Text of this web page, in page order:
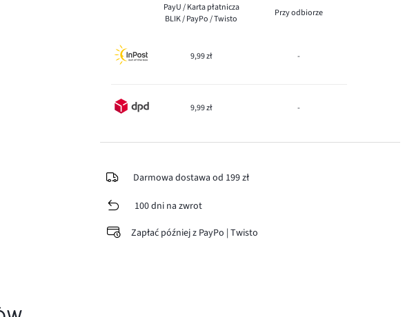
PayU / Karta płatnicza
BLIK / PayPo / Twisto
Przy odbiorze
9,99 zł -
9,99 zł -
Darmowa dostawa od 199 zł
100 dni na zwrot
Zapłać później z PayPo | Twisto